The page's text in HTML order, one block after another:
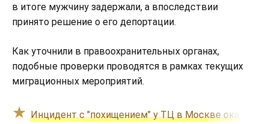
в итоге мужчину задержали, а впоследствии
принято решение о его депортации.
Как уточнили в правоохранительных органах,
подобные проверки проводятся в рамках текущих
миграционных мероприятий.
Инцидент с "похищением" у ТЦ в Москве оказался